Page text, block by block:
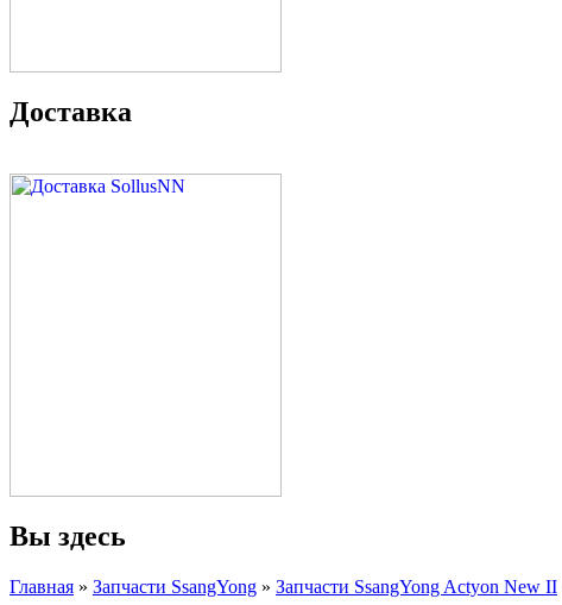
Доставка
Вы здесь
Главная » Запчасти SsangYong » Запчасти SsangYong Actyon New II